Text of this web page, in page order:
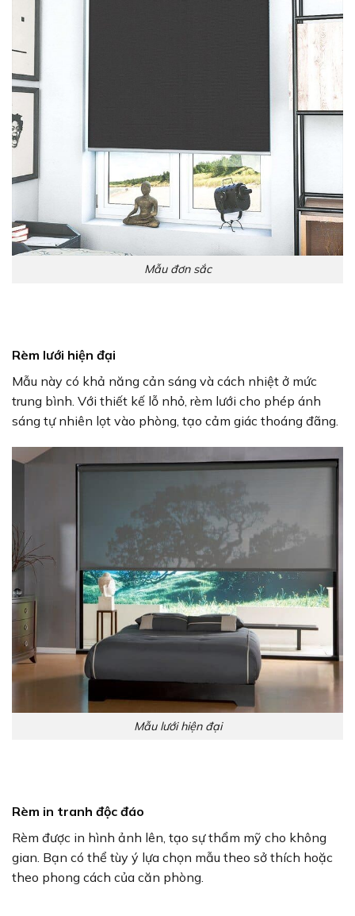
Mẫu đơn sắc
Rèm lưới hiện đại
Mẫu này có khả năng cản sáng và cách nhiệt ở mức
trung bình. Với thiết kế lỗ nhỏ, rèm lưới cho phép ánh
sáng tự nhiên lọt vào phòng, tạo cảm giác thoáng đãng.
Mẫu lưới hiện đại
Rèm in tranh độc đáo
Rèm được in hình ảnh lên, tạo sự thẩm mỹ cho không
gian. Bạn có thể tùy ý lựa chọn mẫu theo sở thích hoặc
theo phong cách của căn phòng.